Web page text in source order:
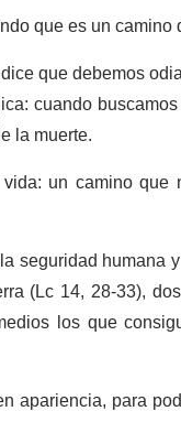
que es un
que debemos
cuando
la muerte.
un camino
seguridad humana
(Lc 14, 28-33),
los que
apariencia, para